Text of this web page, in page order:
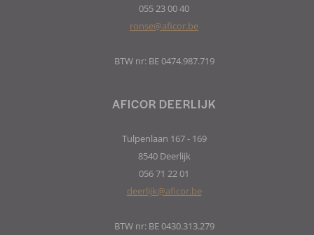
AFICOR DEERLIJK
Tulpenlaan 167 - 169
8540 Deerlijk
056 71 22 01
deerlijk@aficor.be
BTW nr: BE 0430.313.279
055 23 00 40
ronse@aficor.be
BTW nr: BE 0474.987.719